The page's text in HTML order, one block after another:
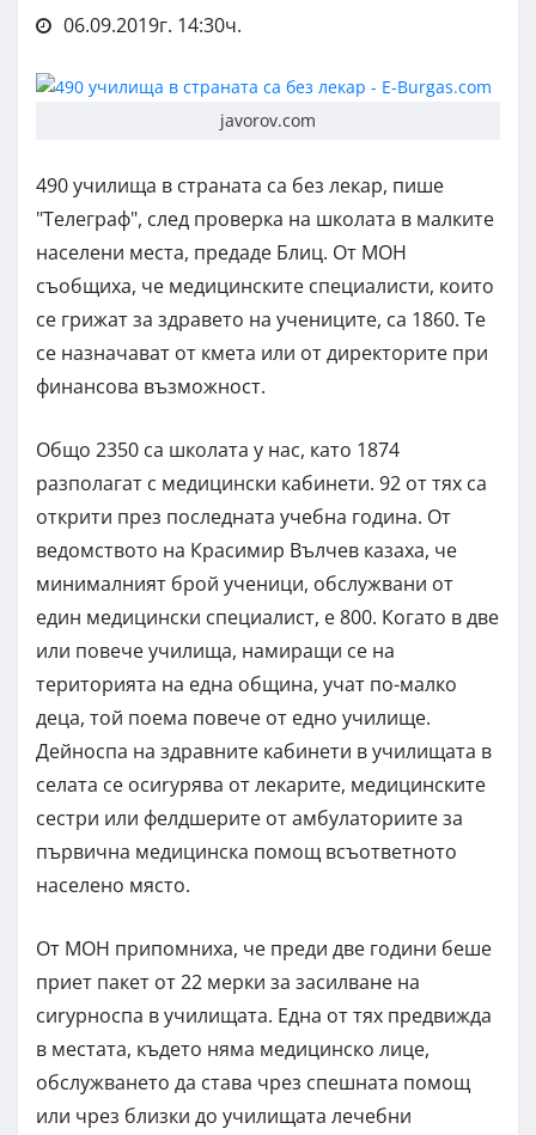
06.09.2019г. 14:30ч.
javorov.com
490 училища в страната са без лекар, пише
"Телеграф", след проверка на школата в малките
населени места, предаде Блиц. От МОН
съобщиха, че медицинските специалисти, които
се грижат за здравето на учениците, са 1860. Те
се назначават от кмета или от директорите при
финансова възможност.
Общо 2350 са школата у нас, като 1874
разполагат с медицински кабинети. 92 от тях са
открити през последната учебна година. От
ведомството на Красимир Вълчев казаха, че
минималният брой ученици, обслужвани от
един медицински специалист, е 800. Когато в две
или повече училища, намиращи се на
територията на една община, учат по-малко
деца, той поема повече от едно училище.
Дейноспа на здравните кабинети в училищата в
селата се осиryрява от лекарите, медицинските
сестри или фелдшерите от амбулаториите за
първична медицинска помощ всъответното
населено място.
От МОН припомниха, че преди две години беше
приет пакет от 22 мерки за засилване на
сиryрноспа в училищата. Една от тях предвижда
в местата, където няма медицинско лице,
обслужването да става чрез спешната помощ
или чрез близки до училищата лечебни